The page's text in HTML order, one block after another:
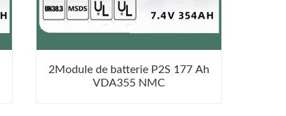
2Module de batterie P2S 177 Ah
VDA355 NMC